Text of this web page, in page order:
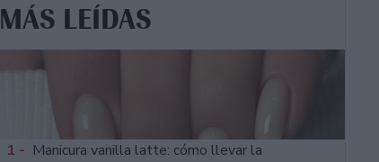
MÁS LEÍDAS
1 - Manicura vanilla latte: cómo llevar la